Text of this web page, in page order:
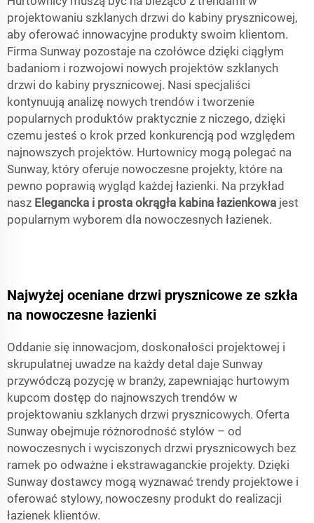
projektowaniu szklanych drzwi do kabiny prysznicowej,
aby oferować innowacyjne produkty swoim klientom.
Firma Sunway pozostaje na czołówce dzięki ciągłym
badaniom i rozwojowi nowych projektów szklanych
drzwi do kabiny prysznicowej. Nasi specjaliści
kontynuują analizę nowych trendów i tworzenie
popularnych produktów praktycznie z niczego, dzięki
czemu jesteś o krok przed konkurencją pod względem
najnowszych projektów. Hurtownicy mogą polegać na
Sunway, który oferuje nowoczesne projekty, które na
pewno poprawią wygląd każdej łazienki. Na przykład
nasz Elegancka i prosta okrągła kabina łazienkowa jest
popularnym wyborem dla nowoczesnych łazienek.
Najwyżej oceniane drzwi prysznicowe ze szkła
na nowoczesne łazienki
Oddanie się innowacjom, doskonałości projektowej i
skrupulatnej uwadze na każdy detal daje Sunway
przywódczą pozycję w branży, zapewniając hurtowym
kupcom dostęp do najnowszych trendów w
projektowaniu szklanych drzwi prysznicowych. Oferta
Sunway obejmuje różnorodność stylów – od
nowoczesnych i wyciszonych drzwi prysznicowych bez
ramek po odważne i ekstrawaganckie projekty. Dzięki
Sunway dostawcy mogą wyznawać trendy projektowe i
oferować stylowy, nowoczesny produkt do realizacji
łazienek klientów.